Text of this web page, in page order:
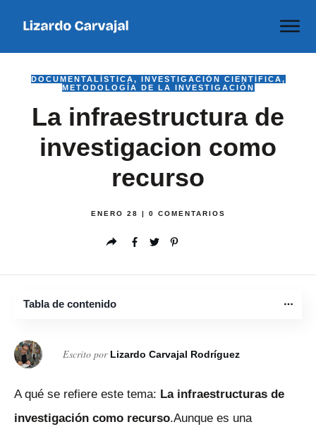
DOCUMENTALÍSTICA, INVESTIGACIÓN CIENTÍFICA,
METODOLOGÍA DE LA INVESTIGACIÓN
La infraestructura de
investigacion como
recurso
ENERO 28 | 0 COMENTARIOS
Escrito por Lizardo Carvajal Rodríguez
A qué se refiere este tema: La infraestructuras de
investigación como recurso.Aunque es una
Tabla de contenido